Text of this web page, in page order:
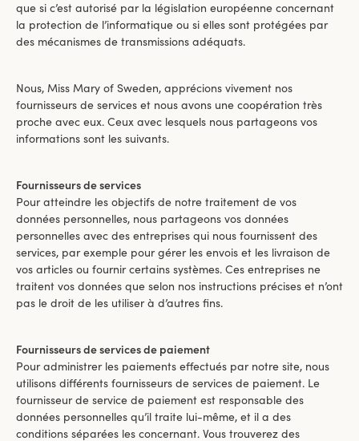
que si c’est autorisé par la législation européenne concernant
la protection de l’informatique ou si elles sont protégées par
des mécanismes de transmissions adéquats.
Nous, Miss Mary of Sweden, apprécions vivement nos
fournisseurs de services et nous avons une coopération très
proche avec eux. Ceux avec lesquels nous partageons vos
informations sont les suivants.
Fournisseurs de services
Pour atteindre les objectifs de notre traitement de vos
données personnelles, nous partageons vos données
personnelles avec des entreprises qui nous fournissent des
services, par exemple pour gérer les envois et les livraison de
vos articles ou fournir certains systèmes. Ces entreprises ne
traitent vos données que selon nos instructions précises et n’ont
pas le droit de les utiliser à d’autres fins.
Fournisseurs de services de paiement
Pour administrer les paiements effectués par notre site, nous
utilisons différents fournisseurs de services de paiement. Le
fournisseur de service de paiement est responsable des
données personnelles qu’il traite lui-même, et il a des
conditions séparées les concernant. Vous trouverez des